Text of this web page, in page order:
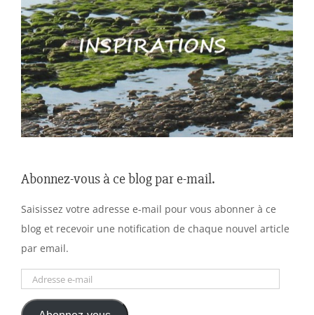
Abonnez-vous à ce blog par e-mail.
Saisissez votre adresse e-mail pour vous abonner à ce
blog et recevoir une notification de chaque nouvel article
par email.
Adresse